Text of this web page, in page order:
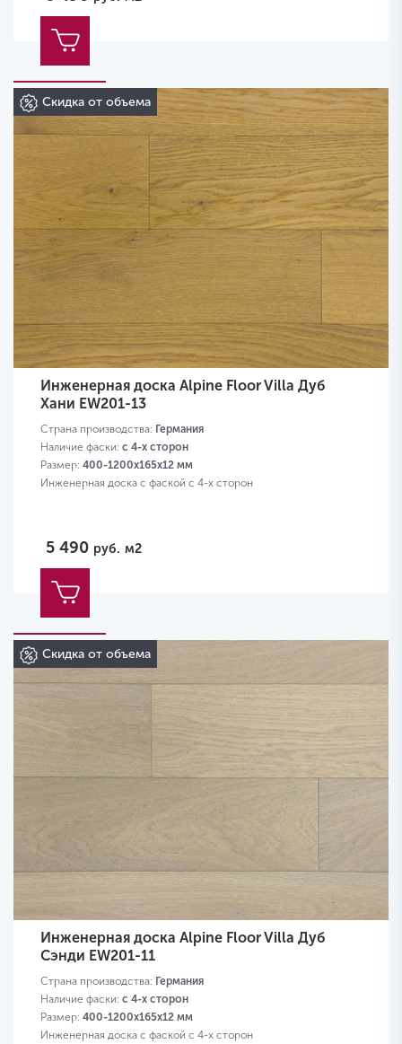
Скидка от объема
Инженерная доска Alpine Floor Villa Дуб
Хани EW201-13
Страна производства: Германия
Наличие фаски: с 4-х сторон
Размер: 400-1200х165х12 мм
Инженерная доска с фаской с 4-х сторон
5 490 руб. м2
Скидка от объема
Инженерная доска Alpine Floor Villa Дуб
Сэнди EW201-11
Страна производства: Германия
Наличие фаски: с 4-х сторон
Размер: 400-1200х165х12 мм
Инженерная доска с фаской с 4-х сторон